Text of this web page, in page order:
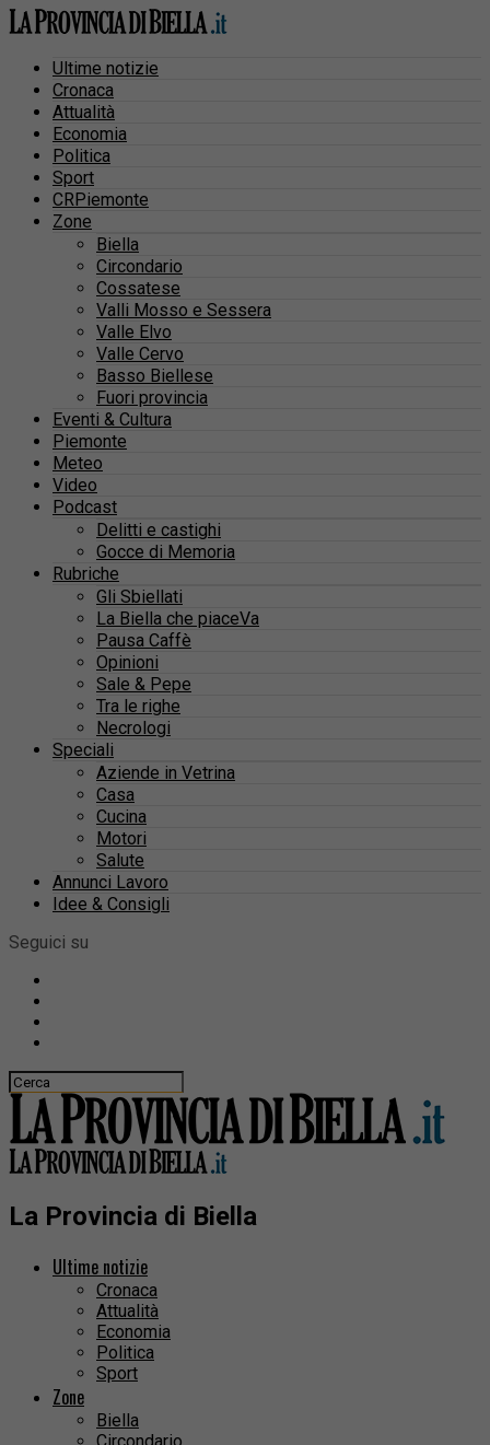
Ultime notizie
Cronaca
Attualità
Economia
Politica
Sport
CRPiemonte
Zone
Biella
Circondario
Cossatese
Valli Mosso e Sessera
Valle Elvo
Valle Cervo
Basso Biellese
Fuori provincia
Eventi & Cultura
Piemonte
Meteo
Video
Podcast
Delitti e castighi
Gocce di Memoria
Rubriche
Gli Sbiellati
La Biella che piaceVa
Pausa Caffè
Opinioni
Sale & Pepe
Tra le righe
Necrologi
Speciali
Aziende in Vetrina
Casa
Cucina
Motori
Salute
Annunci Lavoro
Idee & Consigli
Seguici su
La Provincia di Biella
Ultime notizie
Cronaca
Attualità
Economia
Politica
Sport
Zone
Biella